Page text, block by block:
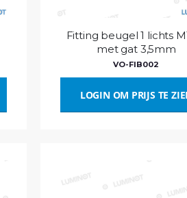
Fitting beugel 1 lichts
met gat 3,5mm
VO-FIB002
LOGIN OM PRIJS TE